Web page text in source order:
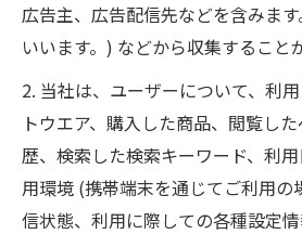
広告主、広告配信先などを含みま
いいます。) などから収集すること
2. 当社は、ユーザーについて、利
トウエア、購入した商品、閲覧し
歴、検索した検索キーワード、利
用環境 (携帯端末を通じてご利用の
信状態、利用に際しての各種設定